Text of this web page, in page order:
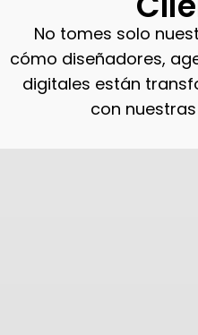
No tomes solo
cómo diseñadores,
digitales están
con